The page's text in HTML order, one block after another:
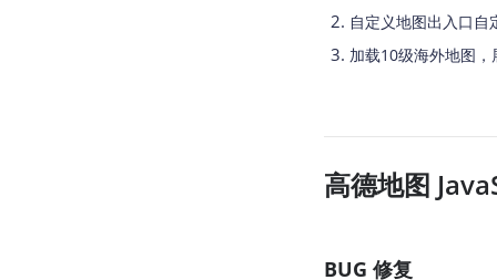
自定义地图出入口自
加载10级海外地图，
高德地图
BUG 修复